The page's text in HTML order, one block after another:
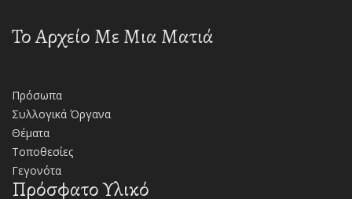
Το Αρχείο Με Μια Ματιά
Πρόσωπα
Συλλογικά Όργανα
Θέματα
Τοποθεσίες
Γεγονότα
Πρόσφατο Υλικό